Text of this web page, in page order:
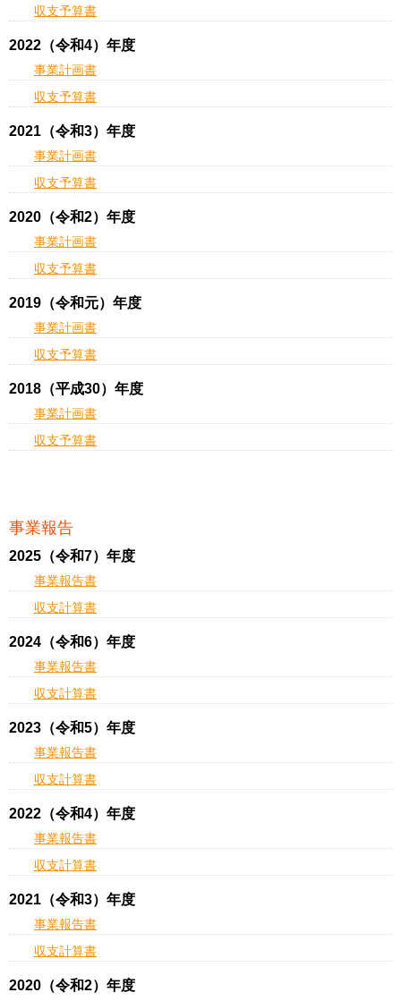
収支予算書
2022（令和4）年度
事業計画書
収支予算書
2021（令和3）年度
事業計画書
収支予算書
2020（令和2）年度
事業計画書
収支予算書
2019（令和元）年度
事業計画書
収支予算書
2018（平成30）年度
事業計画書
収支予算書
事業報告
2025（令和7）年度
事業報告書
収支計算書
2024（令和6）年度
事業報告書
収支計算書
2023（令和5）年度
事業報告書
収支計算書
2022（令和4）年度
事業報告書
収支計算書
2021（令和3）年度
事業報告書
収支計算書
2020（令和2）年度